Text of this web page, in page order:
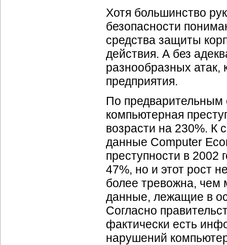
Хотя большинство
безопасности
средства защиты
действия. А без
разнообразных атак,
предприятия.
По предварительным
компьютерная
возрасти на 230%. К
данные Computer
преступности в 2002
47%, но и этот рост
более тревожна, чем
данные, лежащие в
Согласно
фактически есть
нарушений